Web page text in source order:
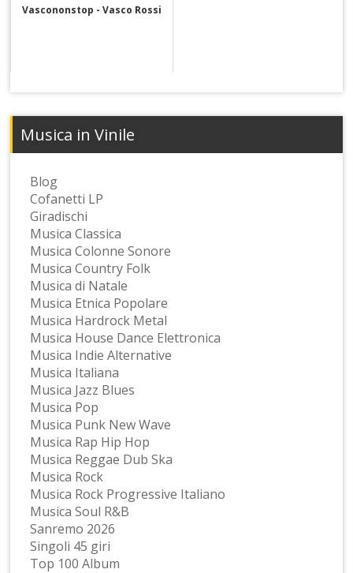
Vascononstop - Vasco Rossi
Musica in Vinile
Blog
Cofanetti LP
Giradischi
Musica Classica
Musica Colonne Sonore
Musica Country Folk
Musica di Natale
Musica Etnica Popolare
Musica Hardrock Metal
Musica House Dance Elettronica
Musica Indie Alternative
Musica Italiana
Musica Jazz Blues
Musica Pop
Musica Punk New Wave
Musica Rap Hip Hop
Musica Reggae Dub Ska
Musica Rock
Musica Rock Progressive Italiano
Musica Soul R&B
Sanremo 2026
Singoli 45 giri
Top 100 Album